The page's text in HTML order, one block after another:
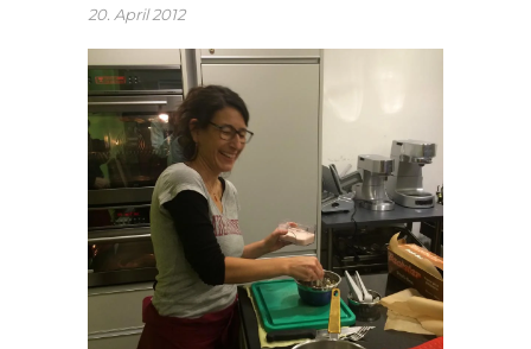
20. April 2012